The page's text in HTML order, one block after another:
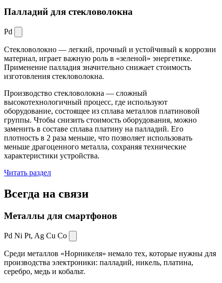
Палладий для стекловолокна
Pd
Стекловолокно — легкий, прочный и устойчивый к коррозии
материал, играет важную роль в «зеленой» энергетике.
Применение палладия значительно снижает стоимость
изготовления стекловолокна.
Производство стекловолокна — сложный
высокотехнологичный процесс, где используют
оборудование, состоящее из сплава металлов платиновой
группы. Чтобы снизить стоимость оборудования, можно
заменить в составе сплава платину на палладий. Его
плотность в 2 раза меньше, что позволяет использовать
меньше драгоценного металла, сохраняя технические
характеристики устройства.
Читать раздел
Всегда на связи
Металлы для смартфонов
Pd Ni Pt, Ag Cu Co
Среди металлов «Норникеля» немало тех, которые нужны для
производства электроники: палладий, никель, платина,
серебро, медь и кобальт.